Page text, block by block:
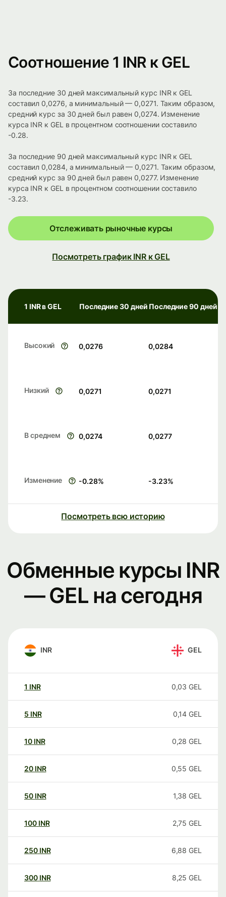
Соотношение 1 INR к GEL
За последние 30 дней максимальный курс INR к GEL
составил 0,0276, а минимальный — 0,0271. Таким образом,
средний курс за 30 дней был равен 0,0274. Изменение
курса INR к GEL в процентном соотношении составило
-0.28.
За последние 90 дней максимальный курс INR к GEL
составил 0,0284, а минимальный — 0,0271. Таким образом,
средний курс за 90 дней был равен 0,0277. Изменение
курса INR к GEL в процентном соотношении составило
-3.23.
Отслеживать рыночные курсы
Посмотреть график INR к GEL
1 INR в GEL Последние 30 дней Последние 90 дней
Высокий 0,0276 0,0284
Низкий 0,0271 0,0271
В среднем 0,0274 0,0277
Изменение -0.28% -3.23%
Посмотреть всю историю
Обменные курсы INR
— GEL на сегодня
INR GEL
1 INR 0,03 GEL
5 INR 0,14 GEL
10 INR 0,28 GEL
20 INR 0,55 GEL
50 INR 1,38 GEL
100 INR 2,75 GEL
250 INR 6,88 GEL
300 INR 8,25 GEL